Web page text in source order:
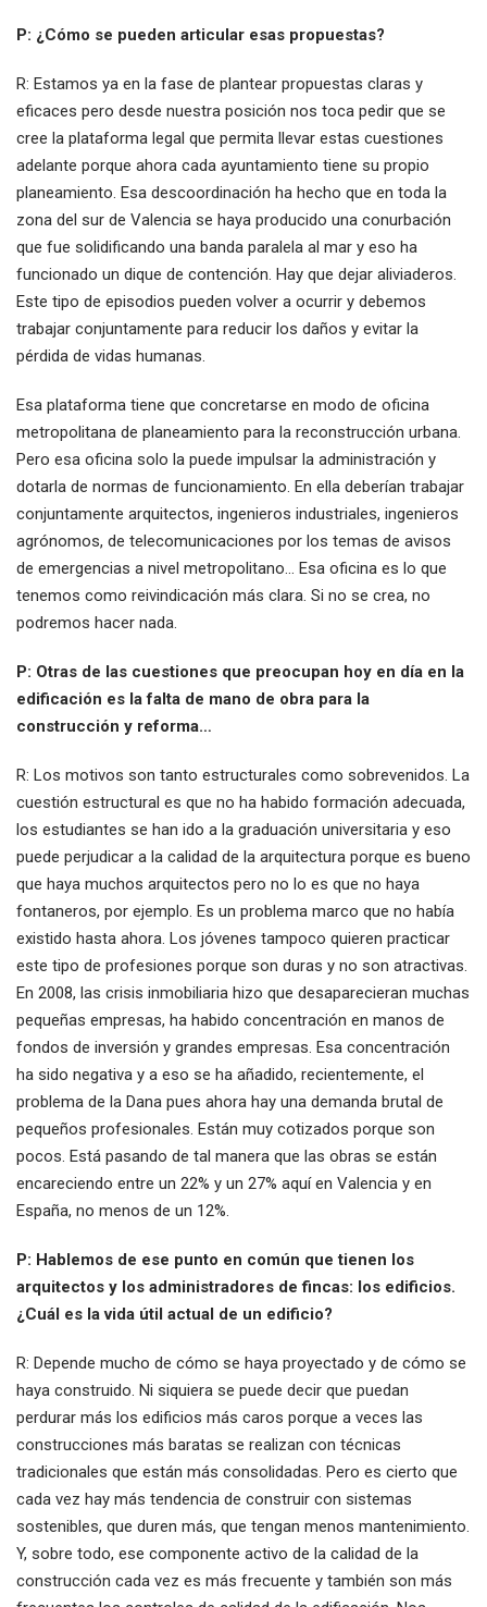
P: ¿Cómo se pueden articular esas propuestas?
R: Estamos ya en la fase de plantear propuestas claras y
eficaces pero desde nuestra posición nos toca pedir que se
cree la plataforma legal que permita llevar estas cuestiones
adelante porque ahora cada ayuntamiento tiene su propio
planeamiento. Esa descoordinación ha hecho que en toda la
zona del sur de Valencia se haya producido una conurbación
que fue solidificando una banda paralela al mar y eso ha
funcionado un dique de contención. Hay que dejar aliviaderos.
Este tipo de episodios pueden volver a ocurrir y debemos
trabajar conjuntamente para reducir los daños y evitar la
pérdida de vidas humanas.
Esa plataforma tiene que concretarse en modo de oficina
metropolitana de planeamiento para la reconstrucción urbana.
Pero esa oficina solo la puede impulsar la administración y
dotarla de normas de funcionamiento. En ella deberían trabajar
conjuntamente arquitectos, ingenieros industriales, ingenieros
agrónomos, de telecomunicaciones por los temas de avisos
de emergencias a nivel metropolitano… Esa oficina es lo que
tenemos como reivindicación más clara. Si no se crea, no
podremos hacer nada.
P: Otras de las cuestiones que preocupan hoy en día en la
edificación es la falta de mano de obra para la
construcción y reforma…
R: Los motivos son tanto estructurales como sobrevenidos. La
cuestión estructural es que no ha habido formación adecuada,
los estudiantes se han ido a la graduación universitaria y eso
puede perjudicar a la calidad de la arquitectura porque es bueno
que haya muchos arquitectos pero no lo es que no haya
fontaneros, por ejemplo. Es un problema marco que no había
existido hasta ahora. Los jóvenes tampoco quieren practicar
este tipo de profesiones porque son duras y no son atractivas.
En 2008, las crisis inmobiliaria hizo que desaparecieran muchas
pequeñas empresas, ha habido concentración en manos de
fondos de inversión y grandes empresas. Esa concentración
ha sido negativa y a eso se ha añadido, recientemente, el
problema de la Dana pues ahora hay una demanda brutal de
pequeños profesionales. Están muy cotizados porque son
pocos. Está pasando de tal manera que las obras se están
encareciendo entre un 22% y un 27% aquí en Valencia y en
España, no menos de un 12%.
P: Hablemos de ese punto en común que tienen los
arquitectos y los administradores de fincas: los edificios.
¿Cuál es la vida útil actual de un edificio?
R: Depende mucho de cómo se haya proyectado y de cómo se
haya construido. Ni siquiera se puede decir que puedan
perdurar más los edificios más caros porque a veces las
construcciones más baratas se realizan con técnicas
tradicionales que están más consolidadas. Pero es cierto que
cada vez hay más tendencia de construir con sistemas
sostenibles, que duren más, que tengan menos mantenimiento.
Y, sobre todo, ese componente activo de la calidad de la
construcción cada vez es más frecuente y también son más